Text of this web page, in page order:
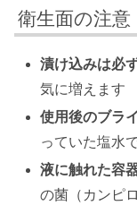
衛生面の注意
漬け込みは必
気に増えます
使用後のブラ
っていた塩水
液に触れた容
の菌（カンピ